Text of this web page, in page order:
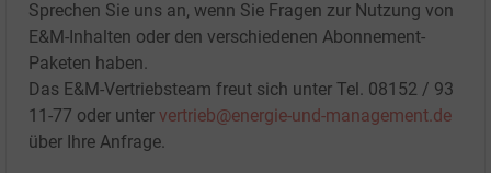
Sprechen Sie uns an, wenn Sie Fragen zur Nutzung von
E&M-Inhalten oder den verschiedenen Abonnement-
Paketen haben.
Das E&M-Vertriebsteam freut sich unter Tel. 08152 / 93
11-77 oder unter vertrieb@energie-und-management.de
über Ihre Anfrage.